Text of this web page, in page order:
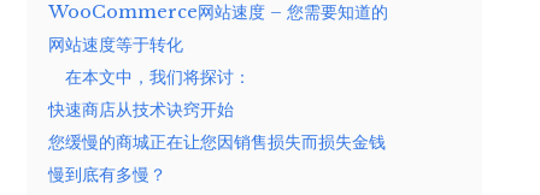
WooCommerce网站速度 – 您需要知道的
网站速度等于转化
在本文中，我们将探讨：
快速商店从技术诀窍开始
您缓慢的商城正在让您因销售损失而损失金钱
慢到底有多慢？